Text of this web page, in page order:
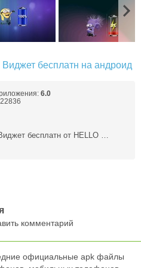
бесплатн на андроид
6.0
бесплатн от HELLO …
комментарий
официальные apk файлы